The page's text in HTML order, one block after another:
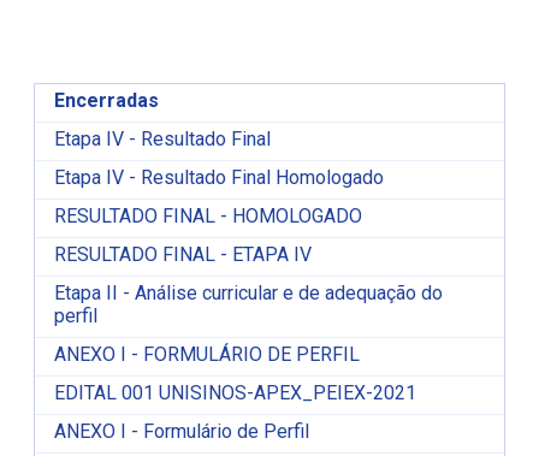
Encerradas
Etapa IV - Resultado Final
Etapa IV - Resultado Final Homologado
RESULTADO FINAL - HOMOLOGADO
RESULTADO FINAL - ETAPA IV
Etapa II - Análise curricular e de adequação do
perfil
ANEXO I - FORMULÁRIO DE PERFIL
EDITAL 001 UNISINOS-APEX_PEIEX-2021
ANEXO I - Formulário de Perfil